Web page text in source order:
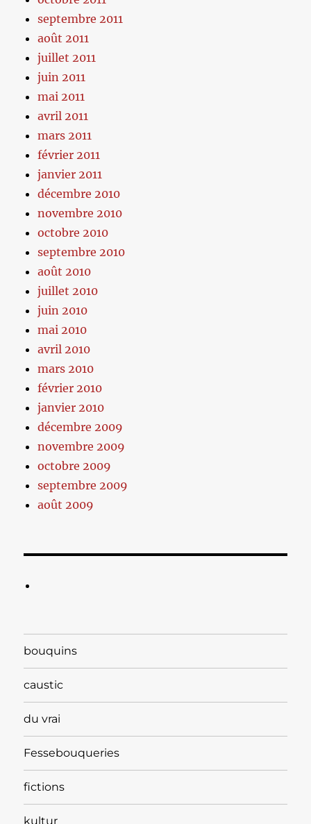
septembre 2011
août 2011
juillet 2011
juin 2011
mai 2011
avril 2011
mars 2011
février 2011
janvier 2011
décembre 2010
novembre 2010
octobre 2010
septembre 2010
août 2010
juillet 2010
juin 2010
mai 2010
avril 2010
mars 2010
février 2010
janvier 2010
décembre 2009
novembre 2009
octobre 2009
septembre 2009
août 2009
bouquins
caustic
du vrai
Fessebouqueries
fictions
kultur